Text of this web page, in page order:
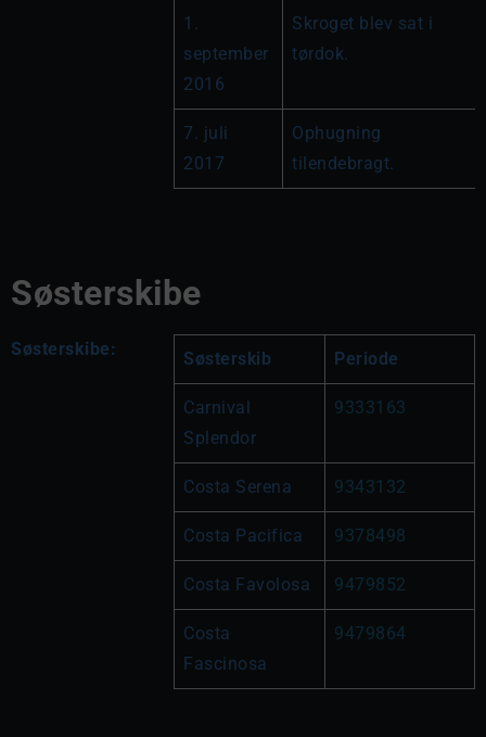
1.
september
2016
Skroget blev sat i
tørdok.
7. juli
2017
Ophugning
tilendebragt.
Søsterskibe
Søsterskibe: Søsterskib Periode
Carnival
Splendor
9333163
Costa Serena 9343132
Costa Pacifica 9378498
Costa Favolosa 9479852
Costa
Fascinosa
9479864